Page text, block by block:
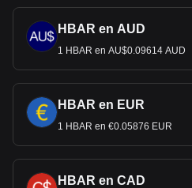
HBAR en AUD
1 HBAR en AU$0.09614 AUD
HBAR en EUR
1 HBAR en €0.05876 EUR
HBAR en CAD